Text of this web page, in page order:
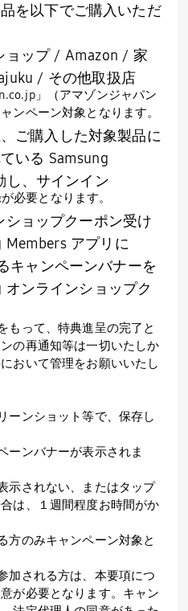
を以下でご購入いただ
ョップ / Amazon / 家
/ その他取扱店
」（アマゾンジャパン
ンペーン対象となります。
ご購入した対象製品に
いる Samsung
し、サインイン
必要となります。
ョップクーポン受け
Members アプリに
キャンペーンバナーを
オンラインショップク
もって、特典進呈の完了と
の再通知等は一切いたしか
おいて管理をお願いいたし
ーンショット等で、保存し
ーンバナーが表示されま
示されない、またはタップ
は、１週間程度お時間がか
方のみキャンペーン対象と
加される方は、本要項につ
が必要となります。キャン